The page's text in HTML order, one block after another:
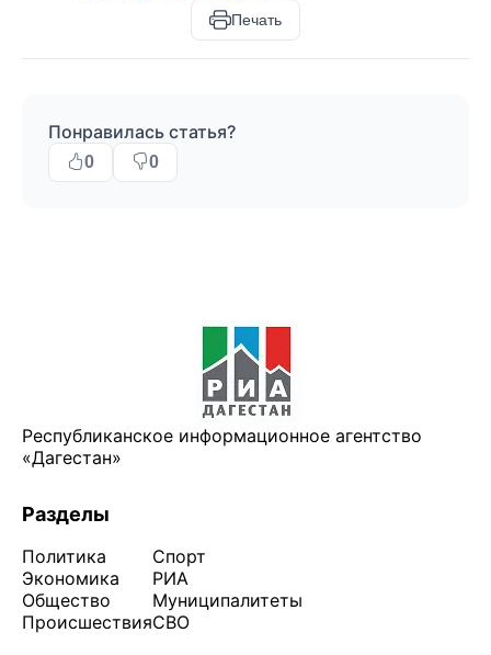
Печать
Понравилась статья?
0 0
Республиканское информационное агентство
«Дагестан»
Разделы
Политика
Экономика
Общество
Происшествия
Спорт
РИА
Муниципалитеты
СВО